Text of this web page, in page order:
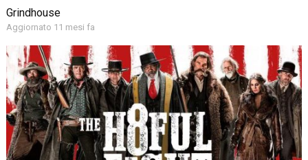
Grindhouse
Aggiornato 11 mesi fa